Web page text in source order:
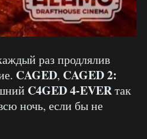
раз продлялив
CAGED, CAGED 2:
C4GED 4-EVERтак
ночь, если бы не